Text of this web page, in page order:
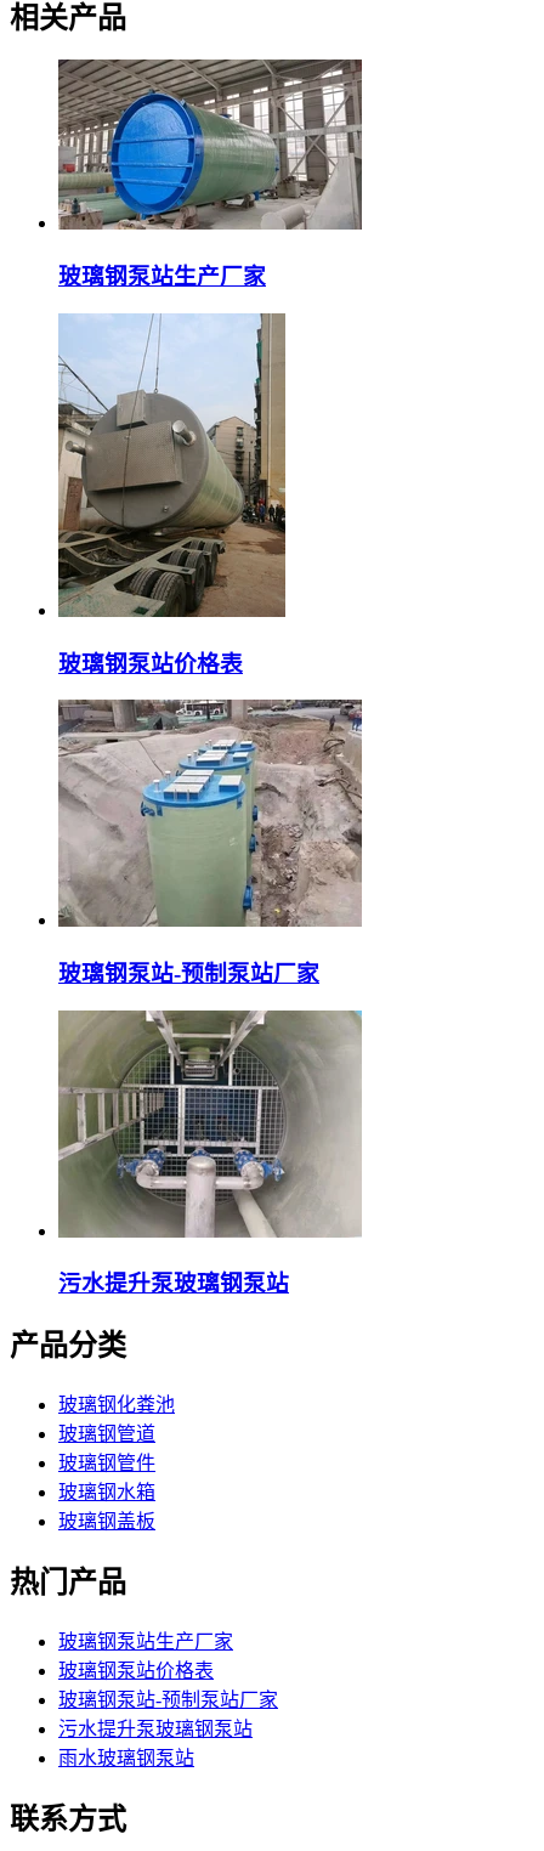
相关产品
玻璃钢泵站生产厂家
玻璃钢泵站价格表
玻璃钢泵站-预制泵站厂家
污水提升泵玻璃钢泵站
产品分类
玻璃钢化粪池
玻璃钢管道
玻璃钢管件
玻璃钢水箱
玻璃钢盖板
热门产品
玻璃钢泵站生产厂家
玻璃钢泵站价格表
玻璃钢泵站-预制泵站厂家
污水提升泵玻璃钢泵站
雨水玻璃钢泵站
联系方式